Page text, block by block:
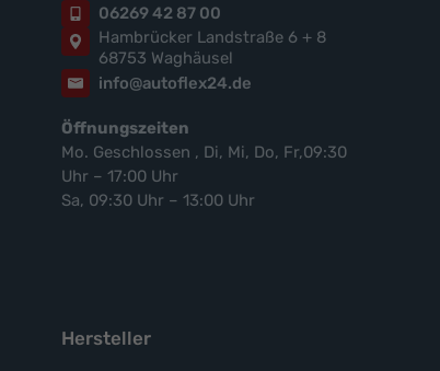
06269 42 87 00
Hambrücker Landstraße 6 + 8
68753 Waghäusel
info@autoflex24.de
Öffnungszeiten
Mo. Geschlossen , Di, Mi, Do, Fr,09:30
Uhr – 17:00 Uhr
Sa, 09:30 Uhr – 13:00 Uhr
Hersteller